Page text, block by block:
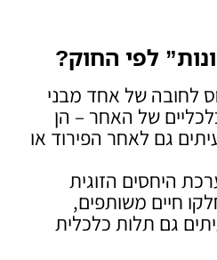
לפי החוק?
לחובה של אחד מבני
של האחר – הן
גם לאחר הפירוד או
היחסים הזוגית
חיים משותפים,
גם תלות כלכלית